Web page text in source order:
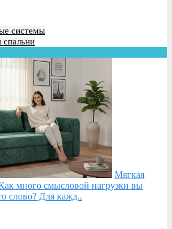
системы
Мягкая
много смысловой нагрузки вы
слово? Для кажд..